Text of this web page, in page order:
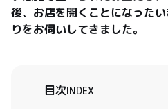
後、お店を開くことになった
りをお伺いしてきました。
目次INDEX